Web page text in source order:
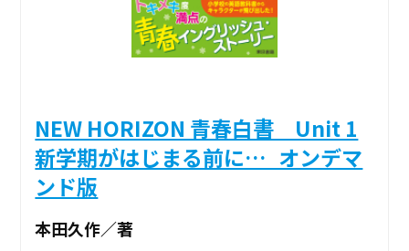
NEW HORIZON 青春白書 Unit 1
新学期がはじまる前に…_オンデマ
ンド版
本田久作／著